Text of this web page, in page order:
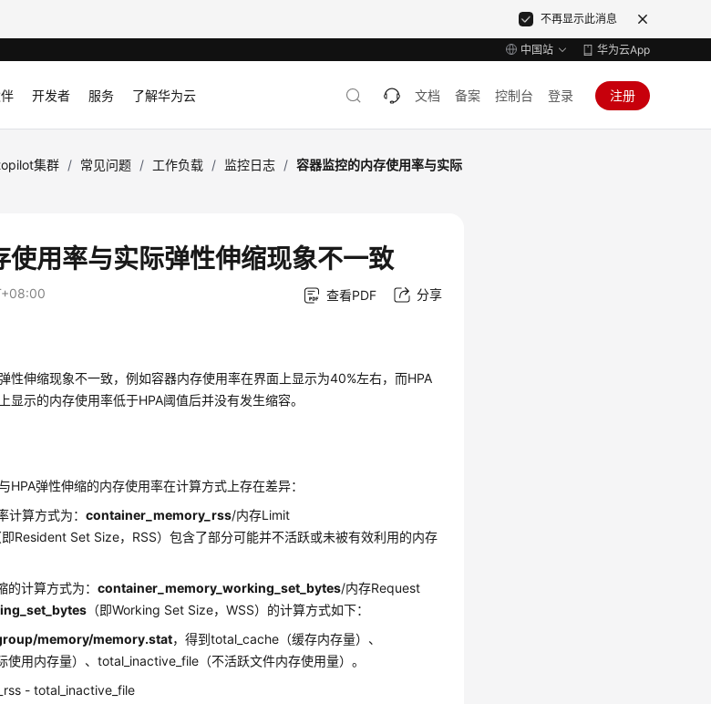
不再显示此消息
中国站 华为云App
开发者 服务 了解华为云 文档 备案 控制台 登录 注册
集群 / 常见问题 / 工作负载 / 监控日志 / 容器监控的内存使用率与实际
使用率与实际弹性伸缩现象不一致
查看PDF 分享
性伸缩现象不一致，例如容器内存使用率在界面上显示为40%左右，而HPA
显示的内存使用率低于HPA阈值后并没有发生缩容。
HPA弹性伸缩的内存使用率在计算方式上存在差异：
计算方式为：container_memory_rss/内存Limit
即Resident Set Size，RSS）包含了部分可能并不活跃或未被有效利用的内存
的计算方式为：container_memory_working_set_bytes/内存Request
（即Working Set Size，WSS）的计算方式如下：
memory/memory.stat，得到total_cache（缓存内存量）、
用内存量）、total_inactive_file（不活跃文件内存使用量）。
- total_inactive_file